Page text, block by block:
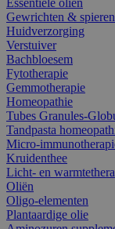
Gewrichten & spieren
Huidverzorging
Verstuiver
Bachbloesem
Fytotherapie
Gemmotherapie
Homeopathie
Tubes Granules-
Tandpasta
Micro-
Kruidenthee
Licht- en
Oliën
Oligo-elementen
Plantaardige olie